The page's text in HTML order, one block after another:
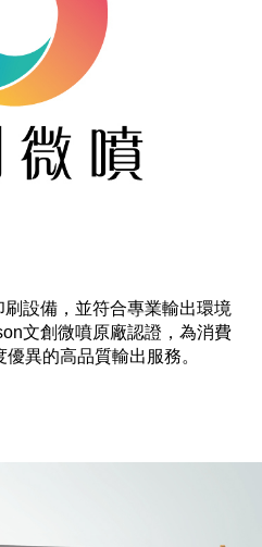
設備，並符合專業輸出環境
文創微噴原廠認證，為消費
異的高品質輸出服務。